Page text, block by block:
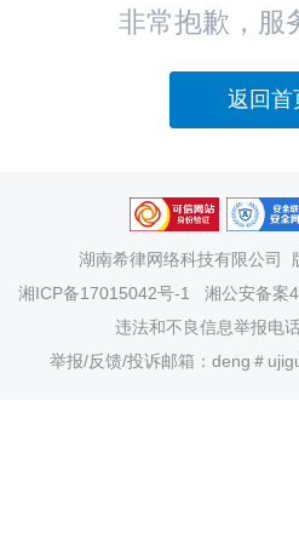
非常抱歉，服
返回首
湖南希律网络科技有限公司
湘ICP备17015042号-1
湘公安备案
违法和不良信息举报电
举报/反馈/投诉邮箱：deng＃